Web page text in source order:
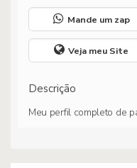
Mande um zap
Veja meu Site
Descrição
Meu perfil completo de